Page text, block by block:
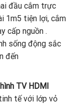
đầu cắm trực
1m5 tiện lợi, cắm
cấp nguồn .
sống động sắc
đến
TV HDMI
tế với lớp vỏ